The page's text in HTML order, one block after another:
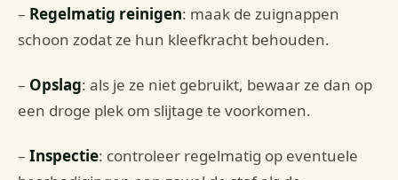
– Regelmatig reinigen: maak de zuignappen
schoon zodat ze hun kleefkracht behouden.
– Opslag: als je ze niet gebruikt, bewaar ze dan op
een droge plek om slijtage te voorkomen.
– Inspectie: controleer regelmatig op eventuele